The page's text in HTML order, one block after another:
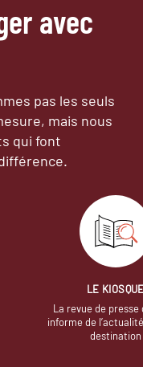
avec
pas les seuls
mais nous
qui font
LE
La revue de presse
informe de
destination